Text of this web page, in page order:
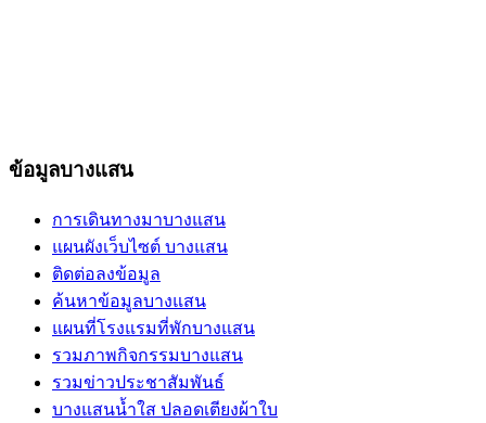
ข้อมูลบางแสน
การเดินทางมาบางแสน
แผนผังเว็บไซต์ บางแสน
ติดต่อลงข้อมูล
ค้นหาข้อมูลบางแสน
แผนที่โรงแรมที่พักบางแสน
รวมภาพกิจกรรมบางแสน
รวมข่าวประชาสัมพันธ์
บางแสนน้ำใส ปลอดเตียงผ้าใบ